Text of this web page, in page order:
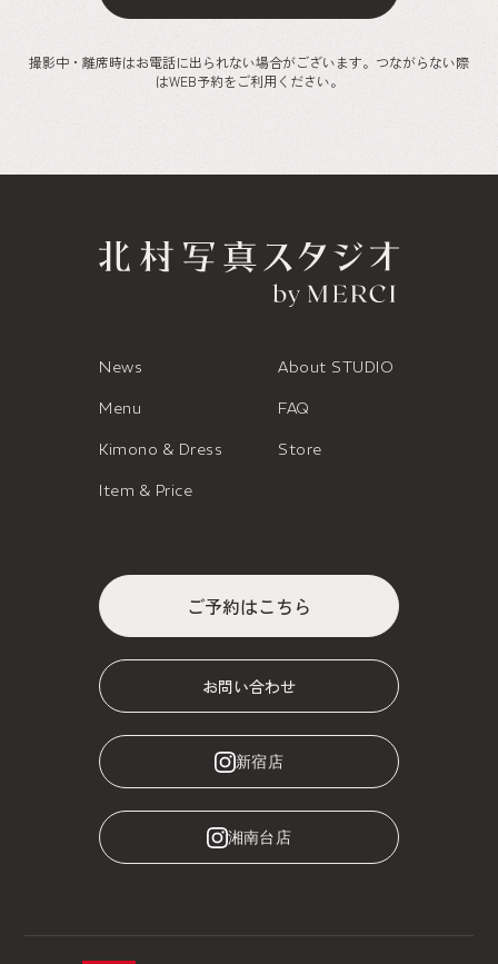
撮影中・離席時はお電話に出られない場合がございます。つながらない際
はWEB予約をご利用ください。
News About STUDIO
Menu FAQ
Kimono & Dress Store
Item & Price
ご予約はこちら
お問い合わせ
新宿店
湘南台店